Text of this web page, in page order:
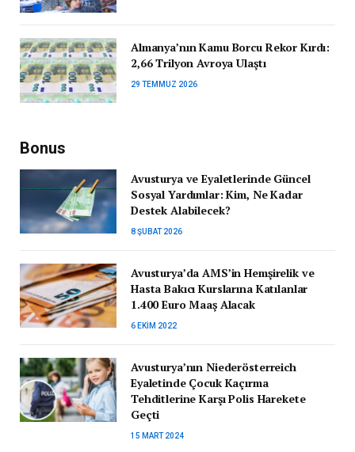
Almanya’nın Kamu Borcu Rekor Kırdı:
2,66 Trilyon Avroya Ulaştı
29 TEMMUZ 2026
Bonus
Avusturya ve Eyaletlerinde Güncel
Sosyal Yardımlar: Kim, Ne Kadar
Destek Alabilecek?
8 ŞUBAT 2026
Avusturya’da AMS’in Hemşirelik ve
Hasta Bakıcı Kurslarına Katılanlar
1.400 Euro Maaş Alacak
6 EKIM 2022
Avusturya’nın Niederösterreich
Eyaletinde Çocuk Kaçırma
Tehditlerine Karşı Polis Harekete
Geçti
15 MART 2024